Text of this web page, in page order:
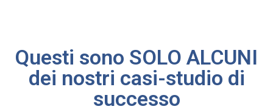
Questi sono SOLO ALCUNI
dei nostri casi-studio di
successo